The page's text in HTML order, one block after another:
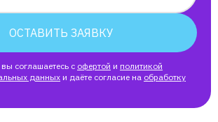
ОСТАВИТЬ ЗАЯВКУ
соглашаетесь с офертой и политикой
данных и даёте согласие на обработку